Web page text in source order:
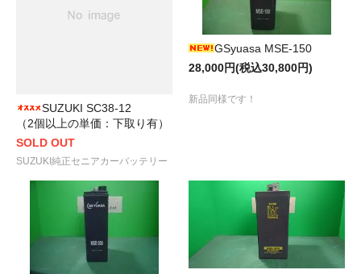
SUZUKI SC38-12
（2個以上の単価：下取り有）
SOLD OUT
SUZUKI純正セニアカーバッテリー
GSyuasa MSE-150
28,000円(税込30,800円)
新品同様です！